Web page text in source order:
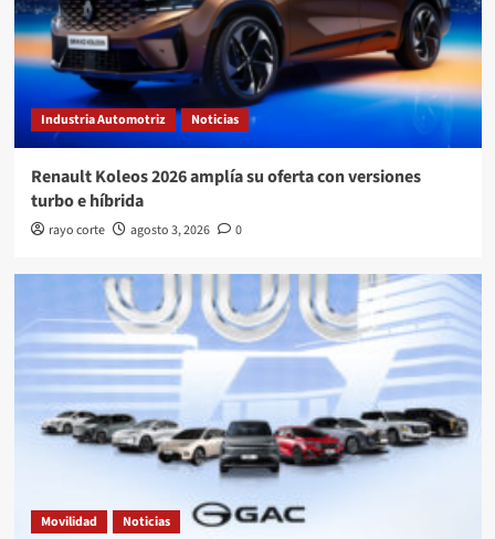
Industria Automotriz Noticias
Renault Koleos 2026 amplía su oferta con versiones
turbo e híbrida
rayo corte agosto 3, 2026 0
Movilidad Noticias